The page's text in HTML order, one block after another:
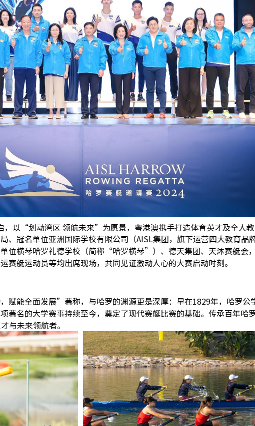
，以“划动湾区 领航未来”为愿景，粤港澳携手打造体育英才及全人
、冠名单位亚洲国际学校有限公司（AISL集团，旗下运营四大教育品
位横琴哈罗礼德学校（简称 “哈罗横琴” ）、德天集团、天沐赛艇会
艇运动员等均出席现场，共同见证激动人心的大赛启动时刻。
赋能全面发展” 著称，与哈罗的渊源更是深厚：早在1829年，哈罗公
名的大学赛事持续至今，奠定了现代赛艇比赛的基础。传承百年哈
与未来领航者。